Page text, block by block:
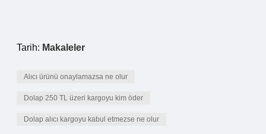
Tarih: Makaleler
Alıcı ürünü onaylamazsa ne olur
Dolap 250 TL üzeri kargoyu kim öder
Dolap alıcı kargoyu kabul etmezse ne olur